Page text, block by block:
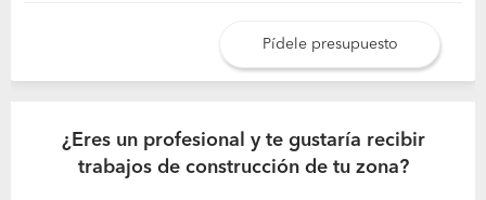
Pídele presupuesto
¿Eres un profesional y te gustaría recibir
trabajos de construcción de tu zona?